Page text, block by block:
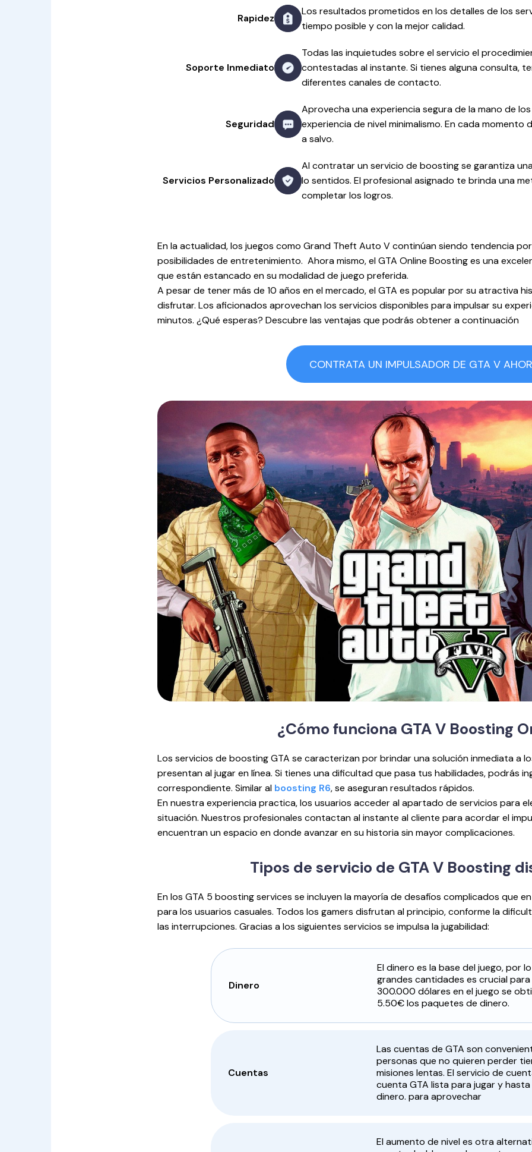
Rapidez
Los resultados prometidos en los detalles de los
tiempo posible y con la mejor calidad.
Soporte Inmediato
Todas las inquietudes sobre el servicio el
contestadas al instante. Si tienes alguna consulta,
diferentes canales de contacto.
Seguridad
Aprovecha una experiencia segura de la mano de
experiencia de nivel minimalismo. En cada
a salvo.
Servicios Personalizado
Al contratar un servicio de boosting se garantiza
lo sentidos. El profesional asignado te brinda una
completar los logros.
En la actualidad, los juegos como Grand Theft Auto V continúan siendo tendencia
posibilidades de entretenimiento. Ahora mismo, el GTA Online Boosting es una
que están estancado en su modalidad de juego preferida.
A pesar de tener más de 10 años en el mercado, el GTA es popular por su atractiva
disfrutar. Los aficionados aprovechan los servicios disponibles para impulsar su
minutos. ¿Qué esperas? Descubre las ventajas que podrás obtener a continuación
CONTRATA UN IMPULSADOR DE GTA V
¿Cómo funciona GTAV Boosting
Los servicios de boosting GTA se caracterizan por brindar una solución inmediata a
presentan al jugar en línea. Si tienes una dificultad que pasa tus habilidades, podrás
correspondiente. Similar al boosting R6, se aseguran resultados rápidos.
En nuestra experiencia practica, los usuarios acceder al apartado de servicios para
situación. Nuestros profesionales contactan al instante al cliente para acordar el
encuentran un espacio en donde avanzar en su historia sin mayor complicaciones.
Tipos de servicio de GTAV Boosting
En los GTA 5 boosting services se incluyen la mayoría de desafíos complicados que
para los usuarios casuales. Todos los gamers disfrutan al principio, conforme la
las interrupciones. Gracias a los siguientes servicios se impulsa la jugabilidad:
Dinero
El dinero es la base del juego, por
grandes cantidades es crucial para
300.000 dólares en el juego se
5.50€ los paquetes de dinero.
Cuentas
Las cuentas de GTA son
personas que no quieren perder
misiones lentas. El servicio de
cuenta GTA lista para jugar y hasta
dinero. para aprovechar
El aumento de nivel es otra